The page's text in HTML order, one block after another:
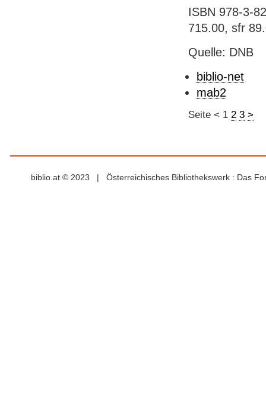
ISBN 978-3-
715.00, sfr
Quelle: DNB
biblio-net
mab2
Seite < 1 2 3 >
biblio.at © 2023 | Österreichisches Bibliothekswerk : Das